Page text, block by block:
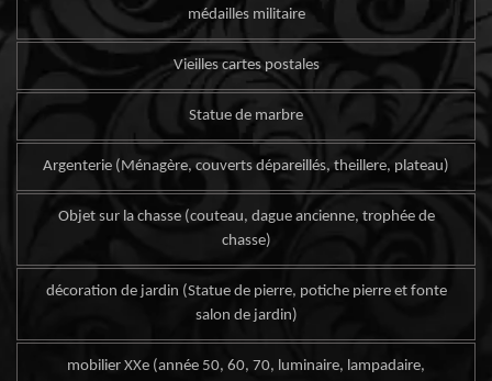
médailles militaire
Vieilles cartes postales
Statue de marbre
Argenterie (Ménagère, couverts dépareillés, theillere, plateau)
Objet sur la chasse (couteau, dague ancienne, trophée de
chasse)
décoration de jardin (Statue de pierre, potiche pierre et fonte
salon de jardin)
mobilier XXe (année 50, 60, 70, luminaire, lampadaire,